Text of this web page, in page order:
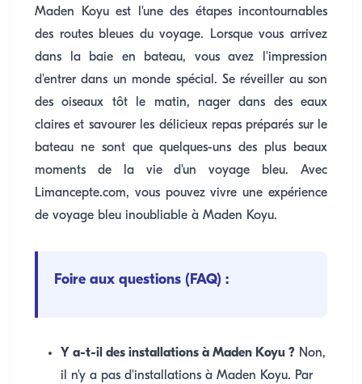
Maden Koyu est l'une des étapes incontournables
des routes bleues du voyage. Lorsque vous arrivez
dans la baie en bateau, vous avez l'impression
d'entrer dans un monde spécial. Se réveiller au son
des oiseaux tôt le matin, nager dans des eaux
claires et savourer les délicieux repas préparés sur le
bateau ne sont que quelques-uns des plus beaux
moments de la vie d'un voyage bleu. Avec
Limancepte.com, vous pouvez vivre une expérience
de voyage bleu inoubliable à Maden Koyu.
Foire aux questions (FAQ) :
Y a-t-il des installations à Maden Koyu ? Non,
il n'y a pas d'installations à Maden Koyu. Par